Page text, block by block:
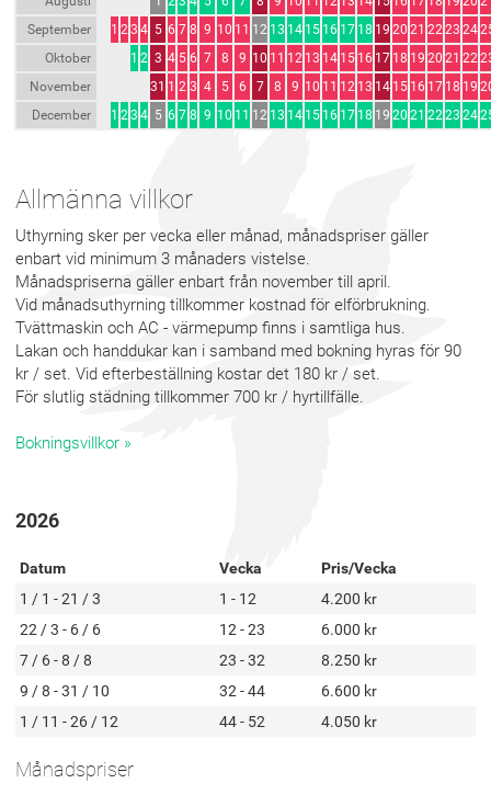
September
1 23 4 5 6 7 8 9 10 11 12 13 14 15 16 17 18 19 20 21 2223 24
Oktober
1 2 3 4 5 6 7 8 9 10 11 12 13 14 15 16 17 18 19 20 21 22
November
31 1 2 3 4 5 6 7 8 9 10 11 12 13 14 15 16 17 18 19
December
1 23 4 5 6 7 8 9 10 11 12 13 14 15 16 17 18 19 20 21 2223 24
Allmänna villkor
Uthyrning sker per vecka eller månad, månadspriser gäller
enbart vid minimum 3 månaders vistelse.
Månadspriserna gäller enbart från november till april.
Vid månadsuthyrning tillkommer kostnad för elförbrukning.
Tvättmaskin och AC - värmepump finns i samtliga hus.
Lakan och handdukar kan i samband med bokning hyras för 90
kr / set. Vid efterbeställning kostar det 180 kr / set.
För slutlig städning tillkommer 700 kr / hyrtillfälle.
Bokningsvillkor »
2026
Datum Vecka
Pris/Vecka
1 / 1 - 21 / 3
1 - 12
4.200 kr
22 / 3 - 6 / 6
12 - 23
6.000 kr
7 / 6 - 8 / 8
23 - 32
8.250 kr
9 / 8 - 31 / 10
32 - 44
6.600 kr
1 / 11 - 26 / 12
44 - 52 4.050 kr
Månadspriser